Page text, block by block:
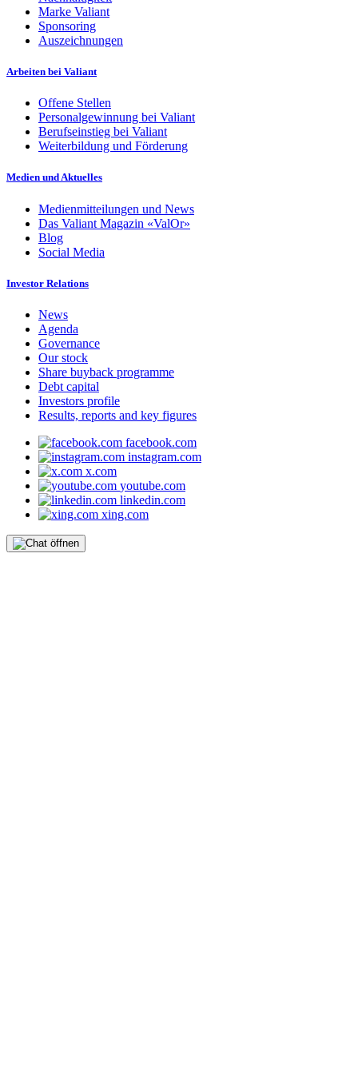
Marke Valiant
Sponsoring
Auszeichnungen
Arbeiten bei Valiant
Offene Stellen
Personalgewinnung bei Valiant
Berufseinstieg bei Valiant
Weiterbildung und Förderung
Medien und Aktuelles
Medienmitteilungen und News
Das Valiant Magazin «ValOr»
Blog
Social Media
Investor Relations
News
Agenda
Governance
Our stock
Share buyback programme
Debt capital
Investors profile
Results, reports and key figures
facebook.com
instagram.com
x.com
youtube.com
linkedin.com
xing.com